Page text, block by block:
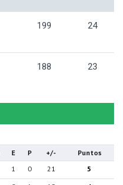
199 24
188 23
E P +/-
Puntos
1 0 21
5